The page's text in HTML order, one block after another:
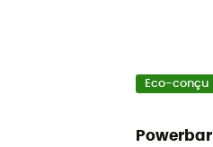
Eco-conçu
Powerbar